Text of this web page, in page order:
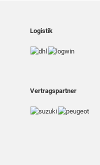
Logistik
Vertragspartner